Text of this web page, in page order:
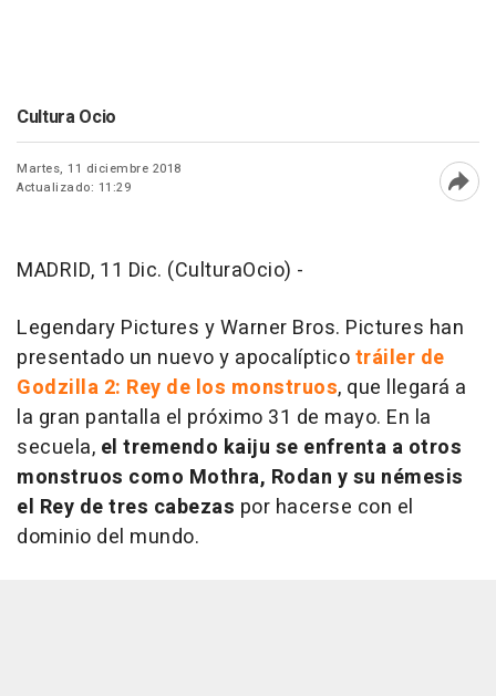
Cultura Ocio
Martes, 11 diciembre 2018
Actualizado: 11:29
MADRID, 11 Dic. (CulturaOcio) -
Legendary Pictures yWarner Bros. Pictures han
presentado un nuevo y apocalípticotráiler de
Godzilla 2: Rey de los monstruos, que llegará a
la gran pantalla el próximo 31 de mayo. En la
secuela, el tremendo kaiju se enfrenta a otros
monstruos como Mothra, Rodan y su némesis
el Rey de tres cabezas por hacerse con el
dominio del mundo.